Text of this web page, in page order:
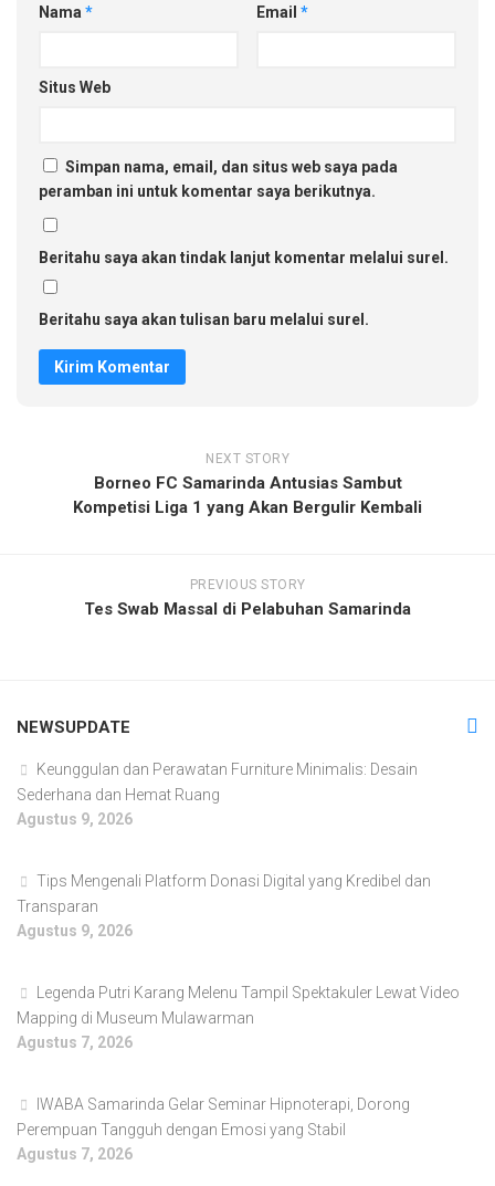
Nama * Email *
Situs Web
Simpan nama, email, dan situs web saya pada
peramban ini untuk komentar saya berikutnya.
Beritahu saya akan tindak lanjut komentar melalui surel.
Beritahu saya akan tulisan baru melalui surel.
NEXT STORY
Borneo FC Samarinda Antusias Sambut
Kompetisi Liga 1 yang Akan Bergulir Kembali
PREVIOUS STORY
Tes Swab Massal di Pelabuhan Samarinda
NEWSUPDATE
Keunggulan dan Perawatan Furniture Minimalis: Desain
Sederhana dan Hemat Ruang
Agustus 9, 2026
Tips Mengenali Platform Donasi Digital yang Kredibel dan
Transparan
Agustus 9, 2026
Legenda Putri Karang Melenu Tampil Spektakuler Lewat Video
Mapping di Museum Mulawarman
Agustus 7, 2026
IWABA Samarinda Gelar Seminar Hipnoterapi, Dorong
Perempuan Tangguh dengan Emosi yang Stabil
Agustus 7, 2026